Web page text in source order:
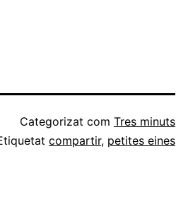
Categorizat com Tres minuts
compartir, petites eines